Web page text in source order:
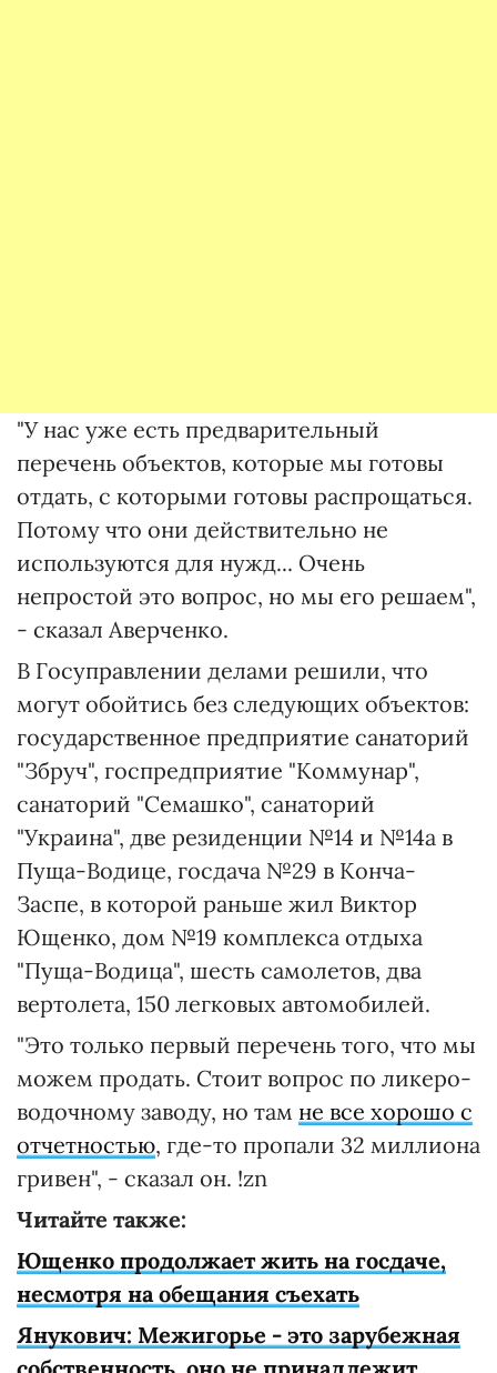
"У нас уже есть предварительный
перечень объектов, которые мы готовы
отдать, с которыми готовы распрощаться.
Потому что они действительно не
используются для нужд... Очень
непростой это вопрос, но мы его решаем",
- сказал Аверченко.
В Госуправлении делами решили, что
могут обойтись без следующих объектов:
государственное предприятие санаторий
"Збруч", госпредприятие "Коммунар",
санаторий "Семашко", санаторий
"Украина", две резиденции №14 и №14а в
Пуща-Водице, госдача №29 в Конча-
Заспе, в которой раньше жил Виктор
Ющенко, дом №19 комплекса отдыха
"Пуща-Водица", шесть самолетов, два
вертолета, 150 легковых автомобилей.
"Это только первый перечень того, что мы
можем продать. Стоит вопрос по ликеро-
водочному заводу, но там не все хорошо с
отчетностью, где-то пропали 32 миллиона
гривен", - сказал он. !zn
Читайте также:
Ющенко продолжает жить на госдаче,
несмотря на обещания съехать
Янукович: Межигорье - это зарубежная